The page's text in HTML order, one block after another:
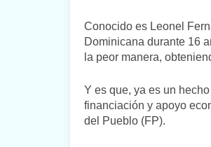
Conocido es Leonel
Dominicana durante 16
la peor manera,
Y es que, ya es un
financiación y apoyo
del Pueblo (FP).